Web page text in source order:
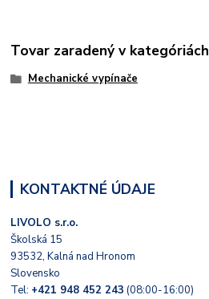
Tovar zaradený v kategóriách
Mechanické vypínače
KONTAKTNÉ ÚDAJE
LIVOLO s.r.o.
Školská 15
93532, Kalná nad Hronom
Slovensko
Tel: +421 948 452 243 (08:00-16:00)